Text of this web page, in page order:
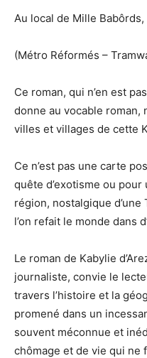
Au local de Mille
(Métro Réformés –
Ce roman, qui n’en est
donne au vocable roman,
villes et villages de cette
Ce n’est pas une carte
quête d’exotisme ou
région, nostalgique d’une
l’on refait le monde dans
Le roman de Kabylie
journaliste, convie le
travers l’histoire et la
promené dans un
souvent méconnue et
chômage et de vie qui ne